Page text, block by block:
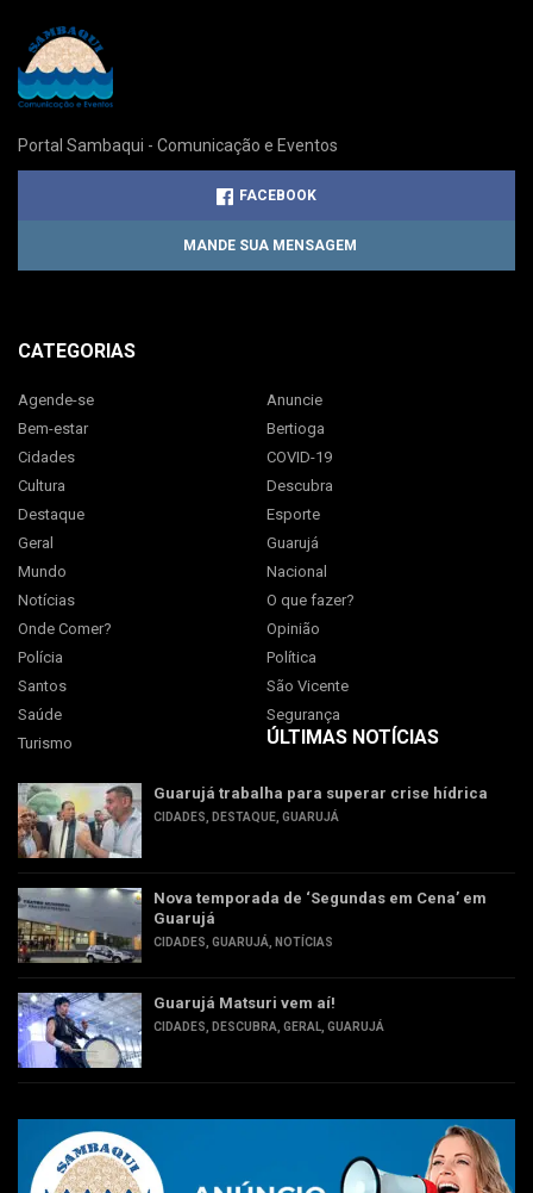
Portal Sambaqui - Comunicação e Eventos
FACEBOOK
MANDE SUA MENSAGEM
CATEGORIAS
Agende-se
Anuncie
Bem-estar
Bertioga
Cidades
COVID-19
Cultura
Descubra
Destaque
Esporte
Geral
Guarujá
Mundo
Nacional
Notícias
O que fazer?
Onde Comer?
Opinião
Polícia
Política
Santos
São Vicente
Saúde
Segurança
Turismo
ÚLTIMAS NOTÍCIAS
Guarujá trabalha para superar crise hídrica
CIDADES, DESTAQUE, GUARUJÁ
Nova temporada de ‘Segundas em Cena’ em
Guarujá
CIDADES, GUARUJÁ, NOTÍCIAS
Guarujá Matsuri vem aí!
CIDADES, DESCUBRA, GERAL, GUARUJÁ